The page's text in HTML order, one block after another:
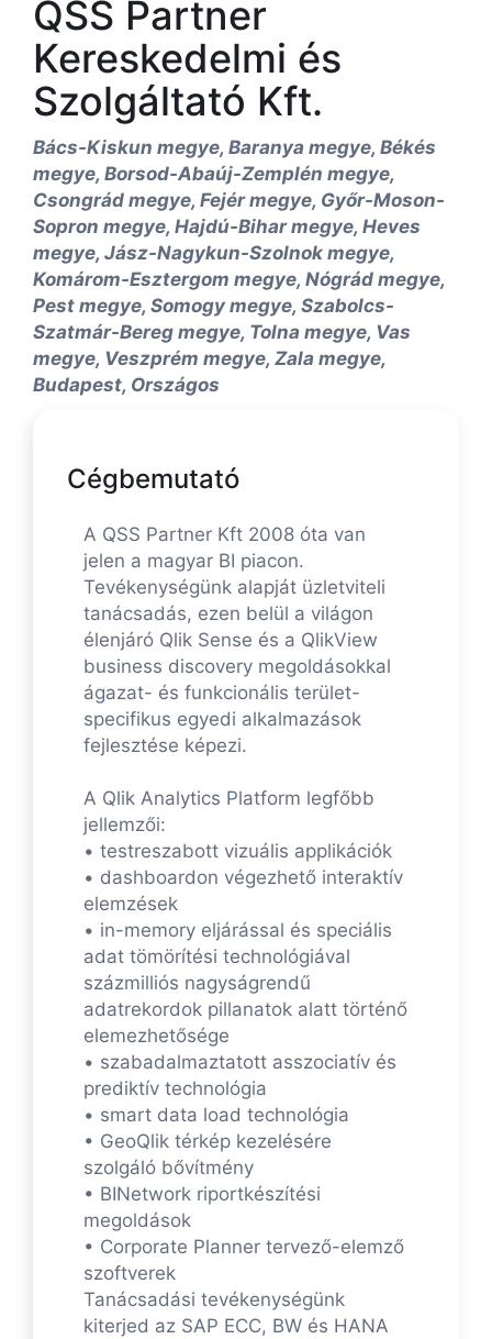
QSS Partner
Kereskedelmi és
Szolgáltató Kft.
Bács-Kiskun megye, Baranya megye, Békés
megye, Borsod-Abaúj-Zemplén megye,
Csongrád megye, Fejér megye, Győr-Moson-
Sopron megye, Hajdú-Bihar megye, Heves
megye, Jász-Nagykun-Szolnok megye,
Komárom-Esztergom megye, Nógrád megye,
Pest megye, Somogy megye, Szabolcs-
Szatmár-Bereg megye, Tolna megye, Vas
megye, Veszprém megye, Zala megye,
Budapest, Országos
Cégbemutató
A QSS Partner Kft 2008 óta van
jelen a magyar BI piacon.
Tevékenységünk alapját üzletviteli
tanácsadás, ezen belül a világon
élenjáró Qlik Sense és a QlikView
business discovery megoldásokkal
ágazat- és funkcionális terület-
specifikus egyedi alkalmazások
fejlesztése képezi.
A Qlik Analytics Platform legfőbb
jellemzői:
• testreszabott vizuális applikációk
• dashboardon végezhető interaktív
elemzések
• in-memory eljárással és speciális
adat tömörítési technológiával
százmilliós nagyságrendű
adatrekordok pillanatok alatt történő
elemezhetősége
• szabadalmaztatott asszociatív és
prediktív technológia
• smart data load technológia
• GeoQlik térkép kezelésére
szolgáló bővítmény
• BINetwork riportkészítési
megoldások
• Corporate Planner tervező-elemző
szoftverek
Tanácsadási tevékenységünk
kiterjed az SAP ECC, BW és HANA